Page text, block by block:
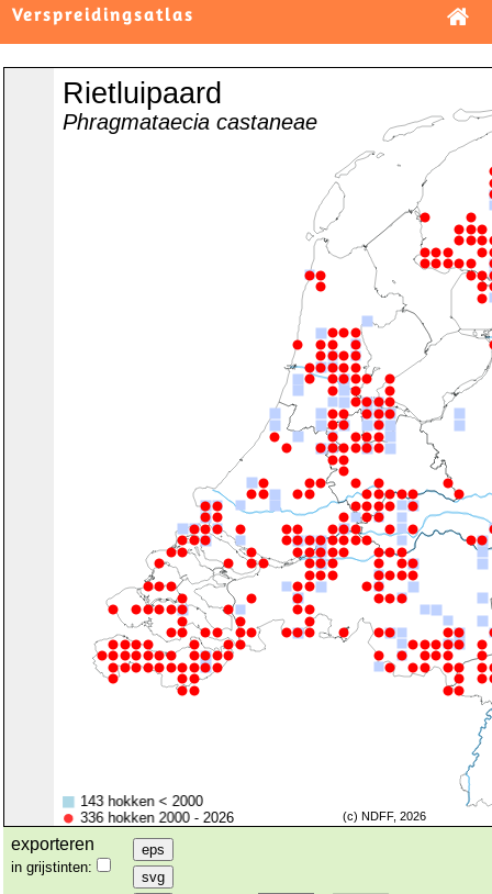
Verspreidingsatlas